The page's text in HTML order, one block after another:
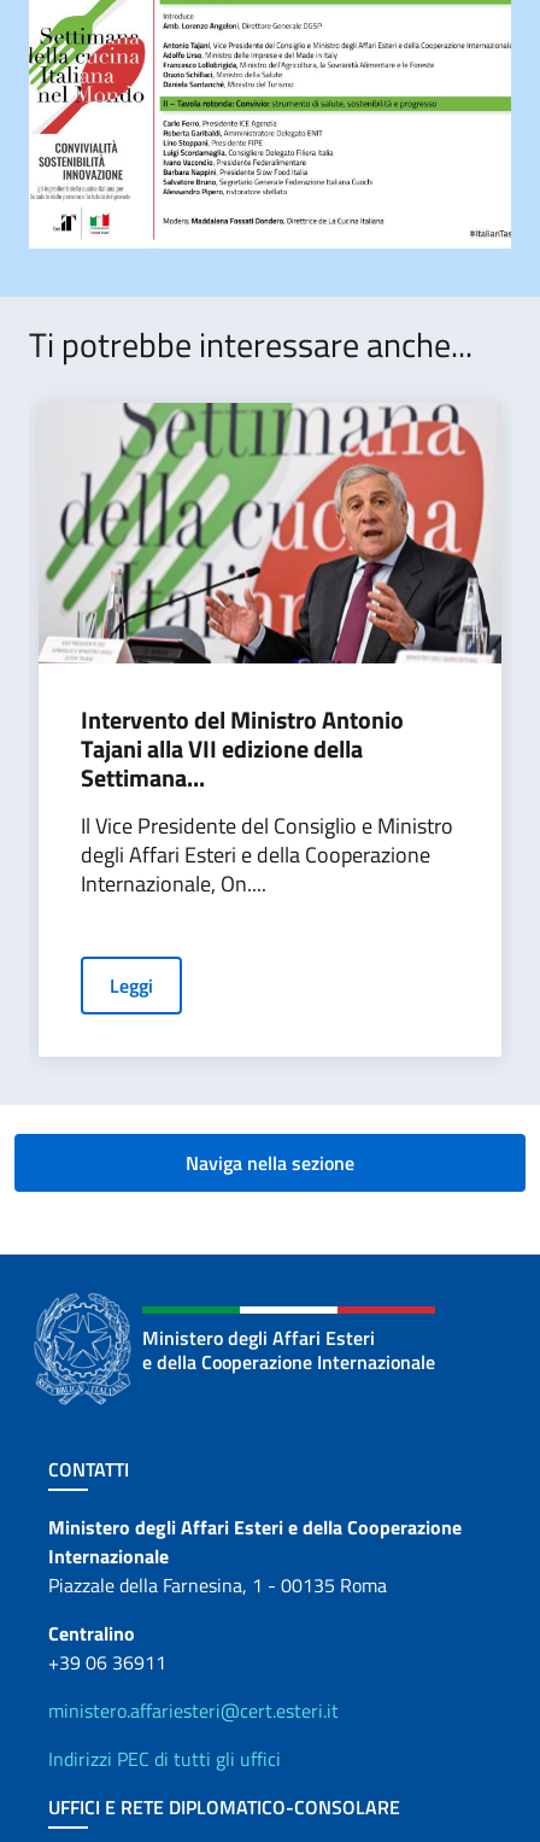
Ti potrebbe interessare anche...
Intervento del Ministro Antonio
Tajani alla VII edizione della
Settimana...
Il Vice Presidente del Consiglio e Ministro
degli Affari Esteri e della Cooperazione
Internazionale, On....
Leggi
Naviga nella sezione
Ministero degli Affari Esteri
e della Cooperazione Internazionale
Sezione footer
CONTATTI
Contatti
Ministero degli Affari Esteri e della Cooperazione
Internazionale
Piazzale della Farnesina, 1 - 00135 Roma
Centralino
+39 06 36911
ministero.affariesteri@cert.esteri.it
Indirizzi PEC di tutti gli uffici
UFFICI E RETE DIPLOMATICO-CONSOLARE